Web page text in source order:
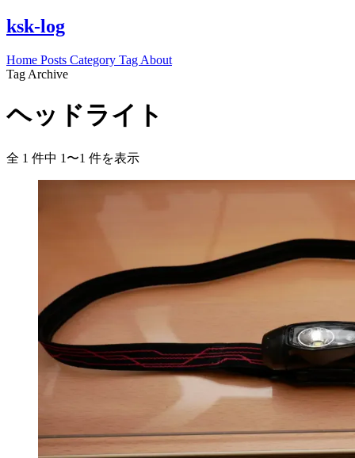
ksk-log
Home Posts Category Tag About
Tag Archive
ヘッドライト
全 1 件中 1〜1 件を表示